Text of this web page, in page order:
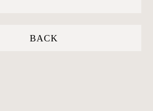
BACK